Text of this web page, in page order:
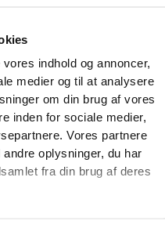
indhold og annoncer,
medier og til at analysere
om din brug af vores
inden for sociale medier,
Vores partnere
oplysninger, du har
fra din brug af deres